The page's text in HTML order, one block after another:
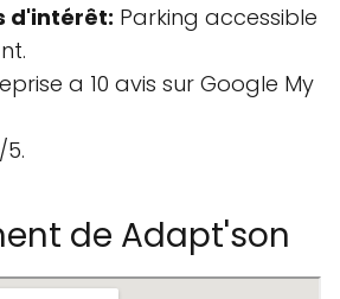
d'intérêt: Parking accessible
a 10 avis sur Google My
5.
de Adapt'son